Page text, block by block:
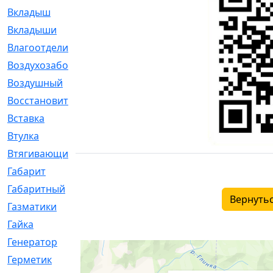
Вкладыш
Вкладыши
Влагоотделитель
Воздухозаборник
Воздушный
Восстановительный
Вставка
Втулка
Втягивающий
[22]
Габарит
Габаритный
Газматики
Гайка
Генератор
[148]
Герметик
[15]